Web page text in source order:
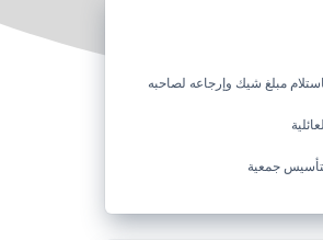
مبلغ شيك وإرجاعه لصاحبه
جمعية